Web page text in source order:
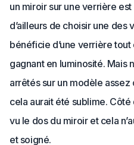
un miroir sur une verrière
d’ailleurs de choisir une des
bénéficie d’une verrière tout
gagnant en luminosité. Mais
arrêtés sur un modèle
cela aurait été sublime.
vu le dos du miroir et cela
et soigné.